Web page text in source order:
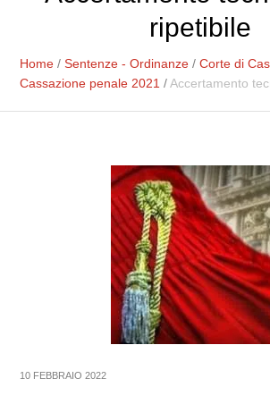
ripetibile
Home /Sentenze - Ordinanze /Corte di
Cassazione penale 2021 /Accertamento
10 FEBBRAIO 2022